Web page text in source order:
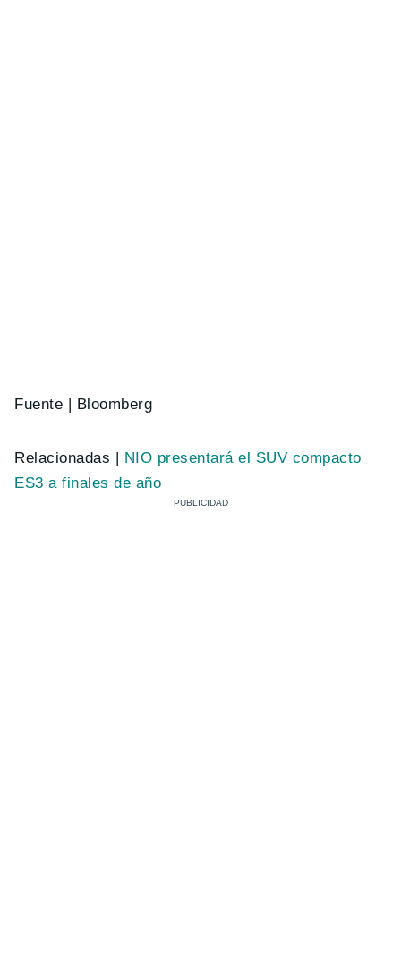
Fuente | Bloomberg
Relacionadas | NIO presentará el SUV compacto
ES3 a finales de año